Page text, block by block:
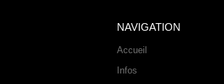
NAVIGATION
Accueil
Infos